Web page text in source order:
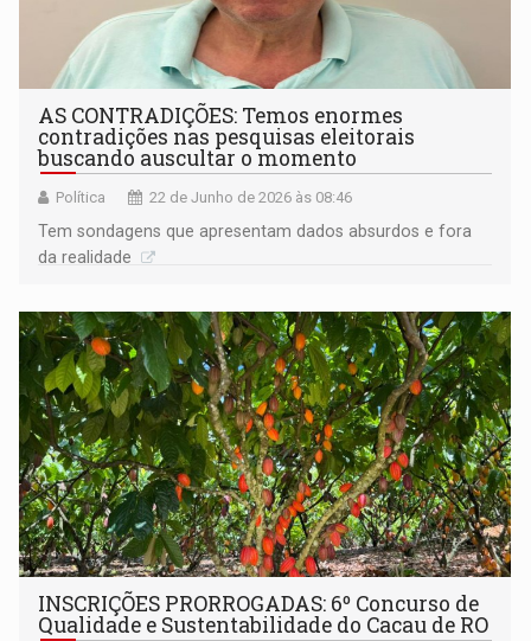
AS CONTRADIÇÕES: Temos enormes
contradições nas pesquisas eleitorais
buscando auscultar o momento
Política 22 de Junho de 2026 às 08:46
Tem sondagens que apresentam dados absurdos e fora
da realidade
INSCRIÇÕES PRORROGADAS: 6º Concurso de
Qualidade e Sustentabilidade do Cacau de RO